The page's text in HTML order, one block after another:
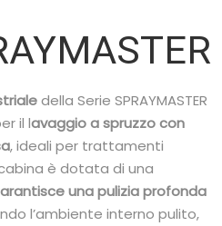
della Serie SPRAYMASTER
il lavaggio a spruzzo con
, ideali per trattamenti
è dotata di una
una pulizia profonda
l’ambiente interno pulito,